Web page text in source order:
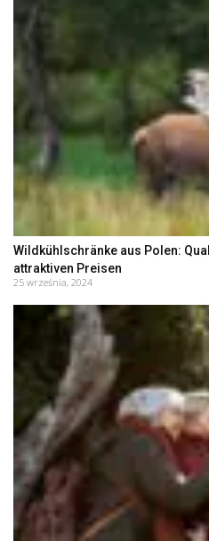
Wildkühlschränke aus Polen:
attraktiven Preisen
25 września, 2024